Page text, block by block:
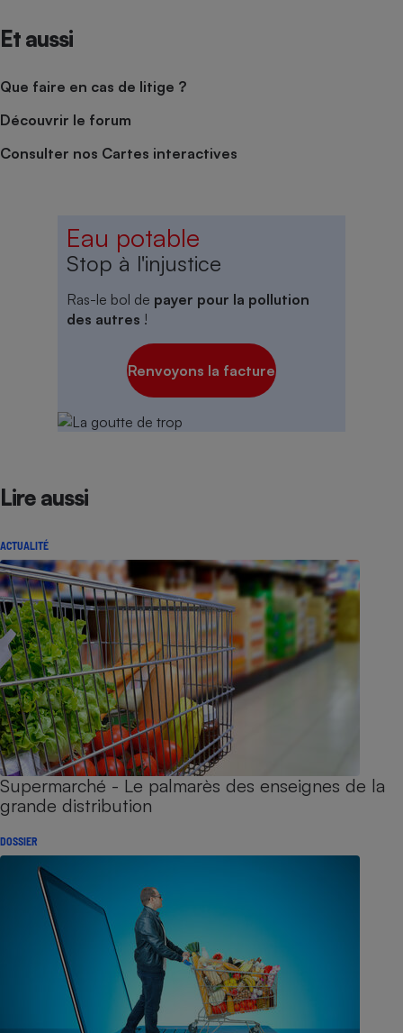
Et aussi
Que faire en cas de litige ?
Découvrir le forum
Consulter nos Cartes interactives
Eau potable
Stop à l'injustice
Ras-le bol de payer pour la pollution
des autres !
Renvoyons la facture
Lire aussi
ACTUALITÉ
Supermarché - Le palmarès des enseignes de la
grande distribution
DOSSIER